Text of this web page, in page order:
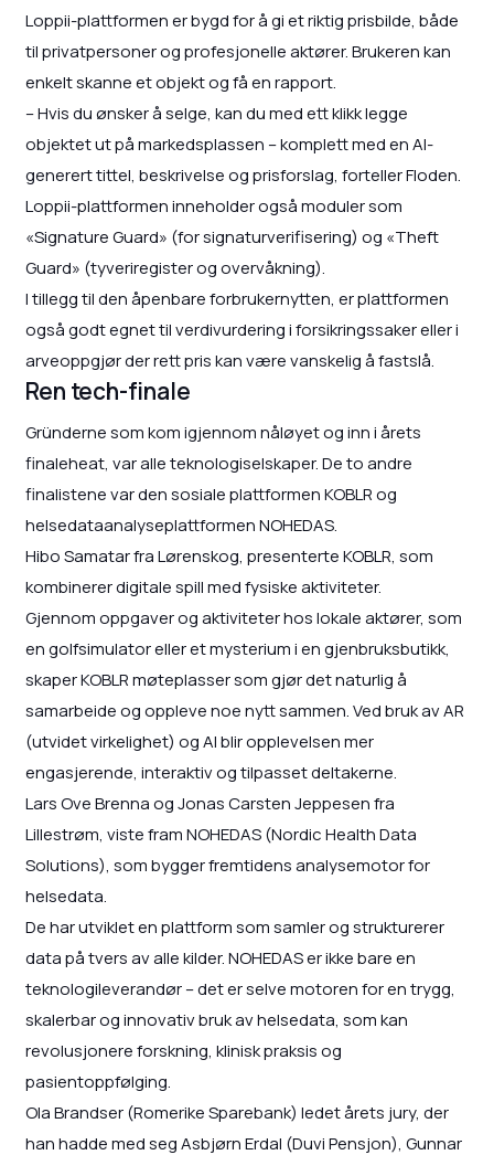
Loppii-plattformen er bygd for å gi et riktig prisbilde, både
til privatpersoner og profesjonelle aktører. Brukeren kan
enkelt skanne et objekt og få en rapport.
– Hvis du ønsker å selge, kan du med ett klikk legge
objektet ut på markedsplassen – komplett med en AI-
generert tittel, beskrivelse og prisforslag, forteller Floden.
Loppii-plattformen inneholder også moduler som
«Signature Guard» (for signaturverifisering) og «Theft
Guard» (tyveriregister og overvåkning).
I tillegg til den åpenbare forbrukernytten, er plattformen
også godt egnet til verdivurdering i forsikringssaker eller i
arveoppgjør der rett pris kan være vanskelig å fastslå.
Ren tech-finale
Gründerne som kom igjennom nåløyet og inn i årets
finaleheat, var alle teknologiselskaper. De to andre
finalistene var den sosiale plattformen KOBLR og
helsedataanalyseplattformen NOHEDAS.
Hibo Samatar fra Lørenskog, presenterte KOBLR, som
kombinerer digitale spill med fysiske aktiviteter.
Gjennom oppgaver og aktiviteter hos lokale aktører, som
en golfsimulator eller et mysterium i en gjenbruksbutikk,
skaper KOBLR møteplasser som gjør det naturlig å
samarbeide og oppleve noe nytt sammen. Ved bruk av AR
(utvidet virkelighet) og AI blir opplevelsen mer
engasjerende, interaktiv og tilpasset deltakerne.
Lars Ove Brenna og Jonas Carsten Jeppesen fra
Lillestrøm, viste fram NOHEDAS (Nordic Health Data
Solutions), som bygger fremtidens analysemotor for
helsedata.
De har utviklet en plattform som samler og strukturerer
data på tvers av alle kilder. NOHEDAS er ikke bare en
teknologileverandør – det er selve motoren for en trygg,
skalerbar og innovativ bruk av helsedata, som kan
revolusjonere forskning, klinisk praksis og
pasientoppfølging.
Ola Brandser (Romerike Sparebank) ledet årets jury, der
han hadde med seg Asbjørn Erdal (Duvi Pensjon), Gunnar